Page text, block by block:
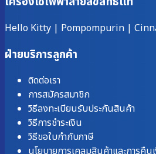
Hello Kitty | Pompompurin |
ฝ่ายบริการลูกค้า
ติดต่อเรา
การสมัครสมาชิก
วิธีลงทะเบียนรับประกันสินค้า
วิธีการชำระเงิน
วิธีขอใบกำกับภาษี